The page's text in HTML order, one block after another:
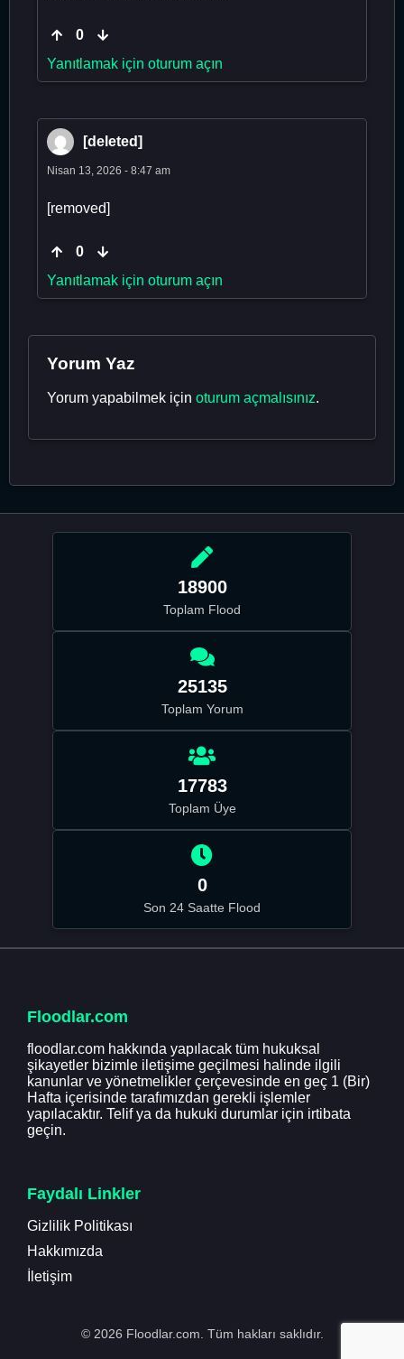
0
Yanıtlamak için oturum açın
[deleted]
Nisan 13, 2026 - 8:47 am
[removed]
0
Yanıtlamak için oturum açın
Yorum Yaz
Yorum yapabilmek için oturum açmalısınız.
18900
Toplam Flood
25135
Toplam Yorum
17783
Toplam Üye
0
Son 24 Saatte Flood
Floodlar.com
floodlar.com hakkında yapılacak tüm hukuksal
şikayetler bizimle iletişime geçilmesi halinde ilgili
kanunlar ve yönetmelikler çerçevesinde en geç 1 (Bir)
Hafta içerisinde tarafımızdan gerekli işlemler
yapılacaktır. Telif ya da hukuki durumlar için irtibata
geçin.
Faydalı Linkler
Gizlilik Politikası
Hakkımızda
İletişim
© 2026 Floodlar.com. Tüm hakları saklıdır.